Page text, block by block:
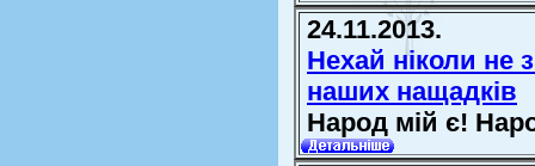
24.11.2013.
Нехай ніколи не
наших нащадків
Народ мій є!